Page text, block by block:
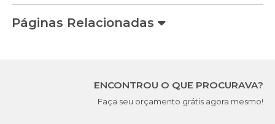
Páginas Relacionadas
ENCONTROU O QUE PROCURAVA?
Faça seu orçamento grátis agora mesmo!